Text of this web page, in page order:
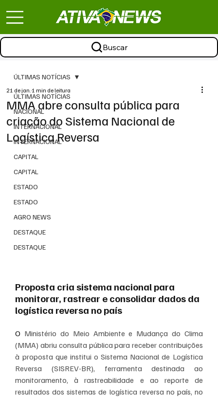
Buscar
ÚLTIMAS NOTÍCIAS
NACIONAL
INTERNACIONAL
INTERNACIONAL
CAPITAL
CAPITAL
ESTADO
ESTADO
AGRO NEWS
DESTAQUE
DESTAQUE
ÚLTIMAS NOTÍCIAS
MMA abre consulta pública para
criação do Sistema Nacional de
Logística Reversa
21 de jan.1 min de leitura
Proposta cria sistema nacional para
monitorar, rastrear e consolidar dados da
logística reversa no país
O Ministério do Meio Ambiente e Mudança do Clima
(MMA) abriu consulta pública para receber contribuições
à proposta que institui o Sistema Nacional de Logística
Reversa (SISREV-BR), ferramenta destinada ao
monitoramento, à rastreabilidade e ao reporte de
resultados dos sistemas de logística reversa no país, no